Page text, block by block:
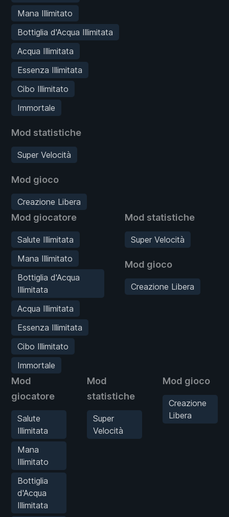
Mana Illimitato
Bottiglia d'Acqua Illimitata
Acqua Illimitata
Essenza Illimitata
Cibo Illimitato
Immortale
Mod statistiche
Super Velocità
Mod gioco
Creazione Libera
Mod giocatore
Salute Illimitata
Mana Illimitato
Bottiglia d'Acqua
Illimitata
Acqua Illimitata
Essenza Illimitata
Cibo Illimitato
Immortale
Mod statistiche
Super Velocità
Mod gioco
Creazione Libera
Mod
giocatore
Salute
Illimitata
Mana
Illimitato
Bottiglia
d'Acqua
Illimitata
Mod
statistiche
Super
Velocità
Mod gioco
Creazione
Libera